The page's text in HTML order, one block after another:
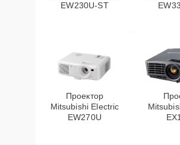
EW230U-ST
Проектор
Mitsubishi Electric
EW270U